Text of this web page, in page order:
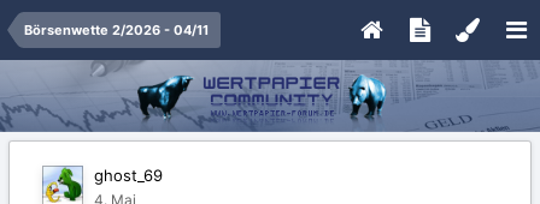
Börsenwette 2/2026 - 04/11
ghost_69
4. Mai